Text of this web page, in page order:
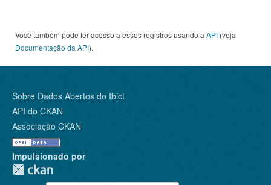
Você também pode ter acesso a esses registros usando a API (veja
Documentação da API).
Sobre Dados Abertos do Ibict
API do CKAN
Associação CKAN
Impulsionado por